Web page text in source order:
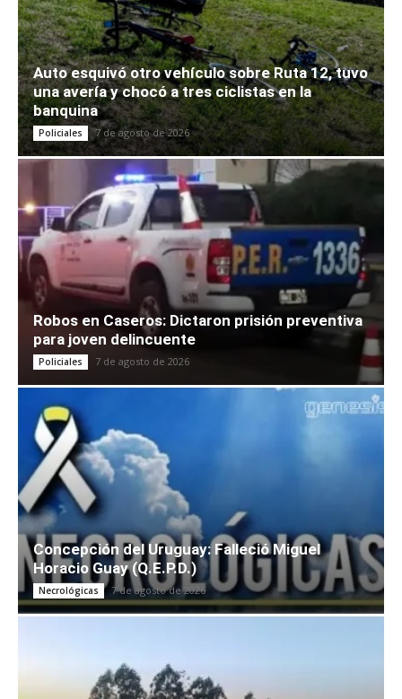
Auto esquivó otro vehículo sobre Ruta 12, tuvo
una avería y chocó a tres ciclistas en la
banquina
Policiales 7 de agosto de 2026
Robos en Caseros: Dictaron prisión preventiva
para joven delincuente
Policiales 7 de agosto de 2026
Concepción del Uruguay: Falleció Miguel
Horacio Guay (Q.E.P.D.)
Necrológicas 7 de agosto de 2026